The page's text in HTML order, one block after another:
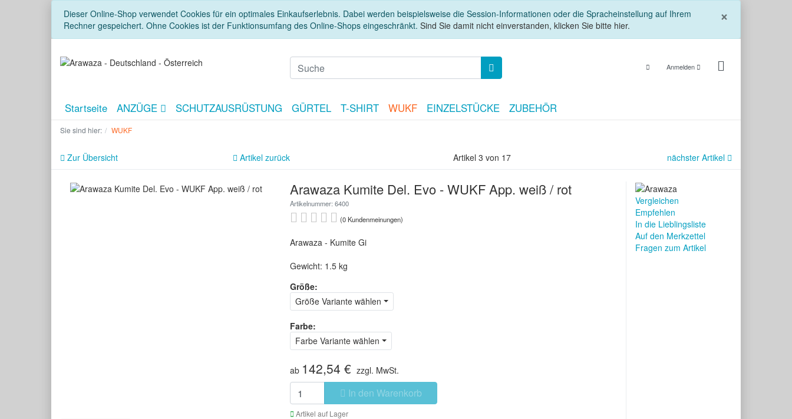
×
Dieser Online-Shop verwendet Cookies für ein optimales Einkaufserlebnis. Dabei werden beispielsweise die Session-Informationen oder die Spracheinstellung auf Ihrem
Rechner gespeichert. Ohne Cookies ist der Funktionsumfang des Online-Shops eingeschränkt. Sind Sie damit nicht einverstanden, klicken Sie bitte hier.
Anmelden
Startseite ANZÜGE SCHUTZAUSRÜSTUNG GÜRTEL T-SHIRT WUKF EINZELSTÜCKE ZUBEHÖR
Sie sind hier: WUKF
Zur Übersicht Artikel zurück Artikel 3 von 17 nächster Artikel
Arawaza Kumite Del. Evo - WUKF App. weiß / rot
Artikelnummer: 6400
(0 Kundenmeinungen)
Arawaza - Kumite Gi
Gewicht: 1.5 kg
Größe:
Größe Variante wählen
Farbe:
Farbe Variante wählen
ab 142,54 € zzgl. MwSt.
In den Warenkorb
Artikel auf Lager
Vergleichen
Empfehlen
In die Lieblingsliste
Auf den Merkzettel
Fragen zum Artikel